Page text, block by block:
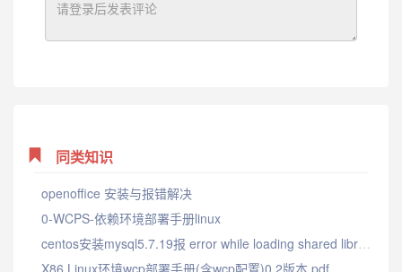
同类知识
openoffice 安装与报错解决
0-WCPS-依赖环境部署手册linux
centos安装mysql5.7.19报 error while loading shared libraries: libaio.so.1
X86 Linux环境wcp部署手册(含wcp配置)0.2版本.pdf